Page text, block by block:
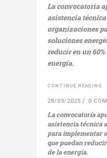
La convocatoria
asistencia técnica
organizaciones
soluciones
reducir en un 60%
energía.
CONTINUE READING
28/03/2025 0
La convocatoria
asistencia técnica
para implementar
que puedan
de la energía.